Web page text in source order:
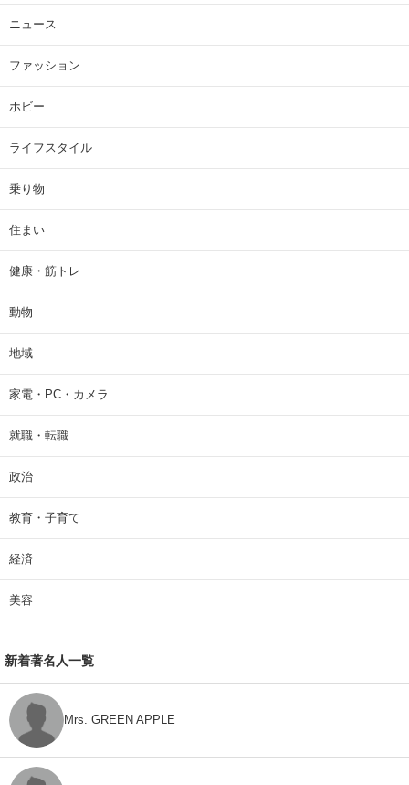
ニュース
ファッション
ホビー
ライフスタイル
乗り物
住まい
健康・筋トレ
動物
地域
家電・PC・カメラ
就職・転職
政治
教育・子育て
経済
美容
新着著名人一覧
Mrs. GREEN APPLE